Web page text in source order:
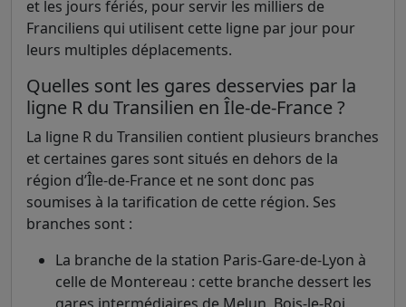
et les jours fériés, pour servir les milliers de
Franciliens qui utilisent cette ligne par jour pour
leurs multiples déplacements.
Quelles sont les gares desservies par la
ligne R du Transilien en Île-de-France ?
La ligne R du Transilien contient plusieurs branches
et certaines gares sont situés en dehors de la
région d’Île-de-France et ne sont donc pas
soumises à la tarification de cette région. Ses
branches sont :
La branche de la station Paris-Gare-de-Lyon à
celle de Montereau : cette branche dessert les